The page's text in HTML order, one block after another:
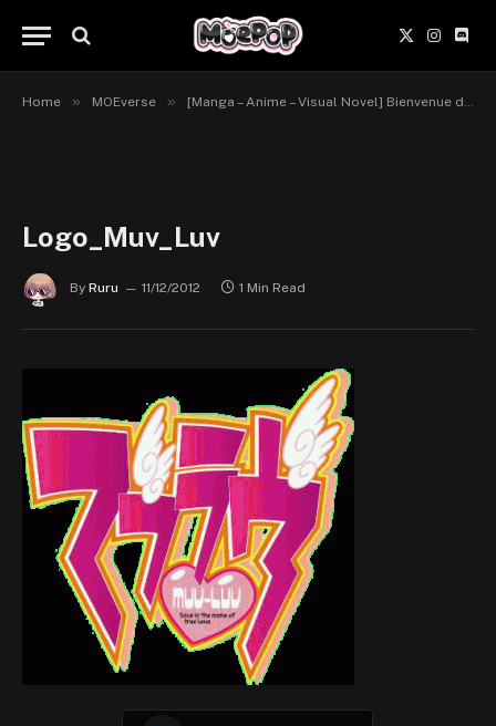
X
(Twitter)
Home » MOEverse » [Manga – Anime – Visual Novel] Bienvenue dans l’univers de Muv Luv
Logo_Muv_Luv
By Ruru 11/12/2012 1 Min Read